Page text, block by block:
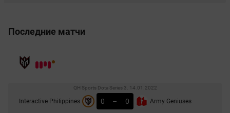
Последние матчи
QH Sports Dota Series 3. 14.01.2022
Interactive Philippines 0 – 0 Army Geniuses